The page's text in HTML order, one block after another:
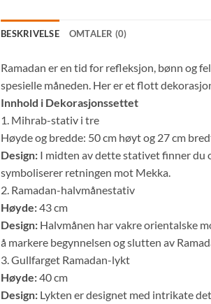
BESKRIVELSE OMTALER (0)
Ramadan er en tid for refleksjon, bønn og
spesielle måneden. Her er et flott
Innhold i Dekorasjonssettet
1. Mihrab-stativ i tre
Høyde og bredde: 50 cm høyt og 27 cm
Design: I midten av dette stativet finner du
symboliserer retningen mot Mekka.
2. Ramadan-halvmånestativ
Høyde:43 cm
Design: Halvmånen har vakre orientalske
å markere begynnelsen og slutten av
3. Gullfarget Ramadan-lykt
Høyde:40 cm
Design: Lykten er designet med intrikate